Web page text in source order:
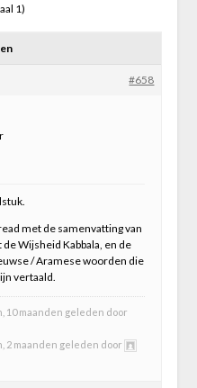
1)
#658
met de samenvatting van
Wijsheid Kabbala, en de
/ Aramese woorden die
vertaald.
10 maanden geleden door
2 maanden geleden door